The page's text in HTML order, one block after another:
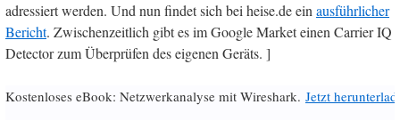
adressiert werden. Und nun findet sich bei heise.de einausführlicher
Bericht. Zwischenzeitlich gibt es im Google Market einen Carrier IQ
Detector zum Überprüfen des eigenen Geräts. ]
Kostenloses eBook: Netzwerkanalyse mit Wireshark. Jetzt